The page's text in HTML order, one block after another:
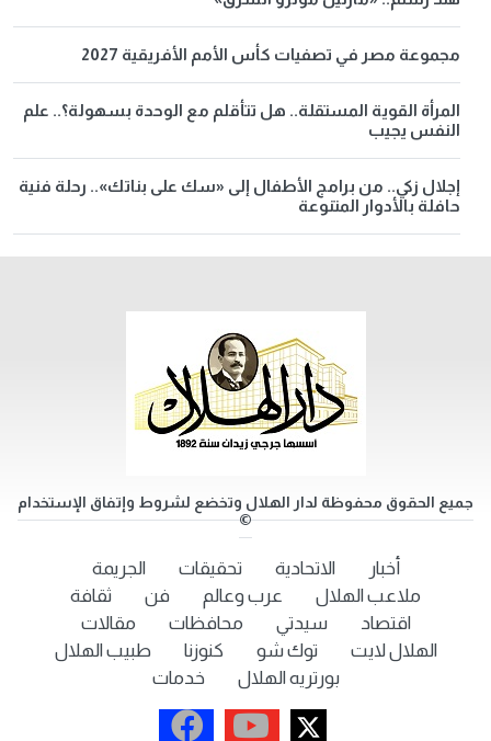
مجموعة مصر في تصفيات كأس الأمم الأفريقية 2027
المرأة القوية المستقلة.. هل تتأقلم مع الوحدة بسهولة؟.. علم
النفس يجيب
إجلال زكي.. من برامج الأطفال إلى «سك على بناتك».. رحلة فنية
حافلة بالأدوار المتنوعة
جميع الحقوق محفوظة لدار الهلال وتخضع لشروط وإتفاق الإستخدام
©
أخبار الاتحادية تحقيقات
الجريمة
ملاعب الهلال
عرب وعالم فن
ثقافة
اقتصاد
سيدتي محافظات
مقالات
الهلال لايت
توك شو كنوزنا
طبيب الهلال
بورتريه الهلال
خدمات